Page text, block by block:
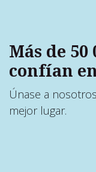
Más de 50
confían
Únase a
mejor lugar.